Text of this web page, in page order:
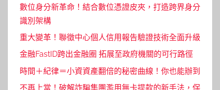
數位身分新革命！結合數位憑證皮夾，打造跨界身分
識別架構
重大變革！聯徵中心個人信用報告驗證技術全面升級
金融FastID跨出金融圈 拓展至政府機關的可行路徑
時間＋紀律＝小資資產翻倍的秘密曲線！你也能辦到
不再上當！破解詐騙集團濫用無卡提款的新手法，保